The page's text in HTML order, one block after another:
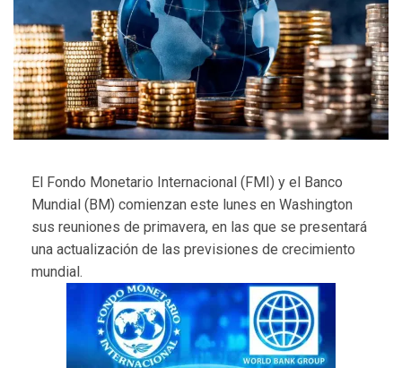
El Fondo Monetario Internacional (FMI) y el Banco
Mundial (BM) comienzan este lunes en Washington
sus reuniones de primavera, en las que se presentará
una actualización de las previsiones de crecimiento
mundial.